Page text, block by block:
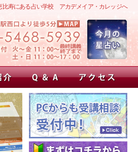
比寿にある占い学校 アカデメイア・カレッジへ